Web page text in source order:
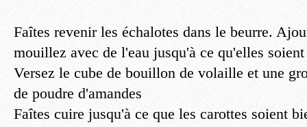
Faîtes revenir les échalotes dans le beurre.
mouillez avec de l'eau jusqu'à ce qu'elles
Versez le cube de bouillon de volaille et une
de poudre d'amandes
Faîtes cuire jusqu'à ce que les carottes soient